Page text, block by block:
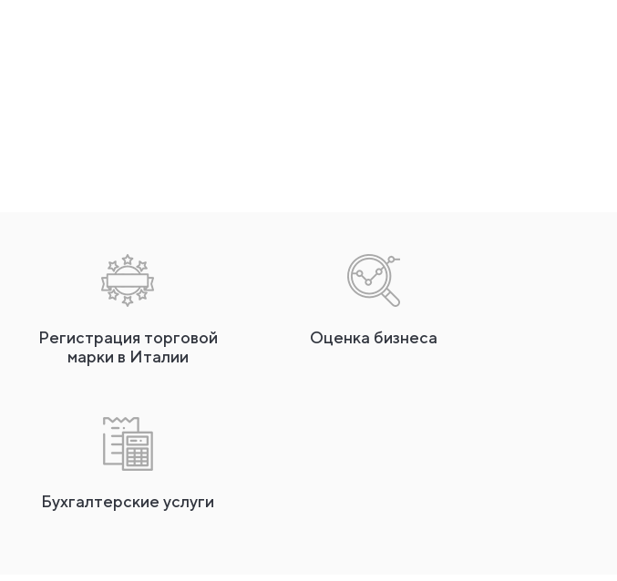
Регистрация торговой
марки в Италии
Оценка бизнеса
Бухгалтерские услуги